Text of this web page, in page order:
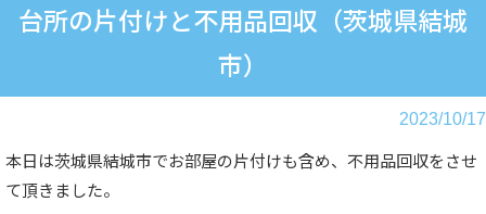
台所の片付けと不用品回収（茨城県結城
市）
2023/10/17
本日は茨城県結城市でお部屋の片付けも含め、不用品回収をさせ
て頂きました。